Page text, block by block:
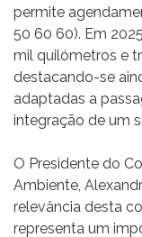
permite
50 60 60). Em
mil quilómetros e
destacando-se
adaptadas a
integração de um
O Presidente do
Ambiente,
relevância desta
representa um